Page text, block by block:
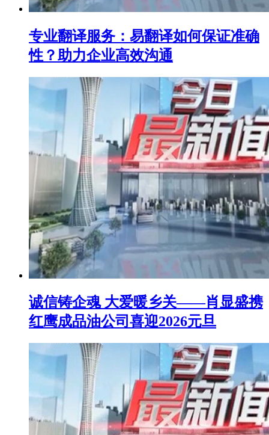
专业翻译服务：易翻译如何保证准确
性？助力企业高效沟通
诚信铸企魂 大爱暖乡关——肖显盛携
红鹰成品油公司喜迎2026元旦